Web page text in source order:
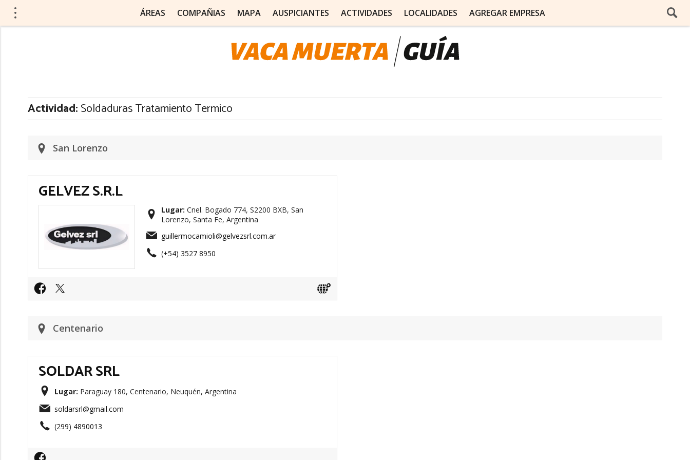
ÁREAS COMPAÑIAS MAPA AUSPICIANTES ACTIVIDADES LOCALIDADES AGREGAR EMPRESA
Actividad:Soldaduras Tratamiento Termico
San Lorenzo
GELVEZ S.R.L
Lugar: Cnel. Bogado 774, S2200 BXB, San
Lorenzo, Santa Fe, Argentina
guillermocamioli@gelvezsrl.com.ar
(+54) 3527 8950
Centenario
SOLDAR SRL
Lugar: Paraguay 180, Centenario, Neuquén, Argentina
soldarsrl@gmail.com
(299) 4890013